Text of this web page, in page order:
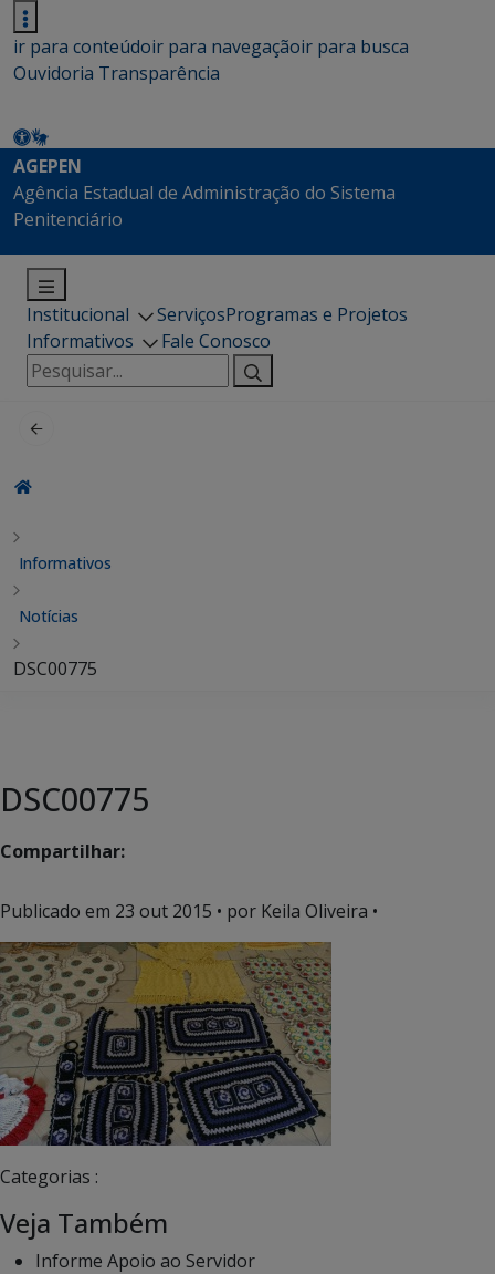
ir para conteúdoir para navegaçãoir para busca
Ouvidoria Transparência
AGEPEN
Agência Estadual de Administração do Sistema
Penitenciário
Institucional ServiçosProgramas e Projetos
Informativos
Fale Conosco
Pesquisar
por:
Informativos
Notícias
DSC00775
DSC00775
Compartilhar:
Publicado em 23 out 2015 • por Keila Oliveira •
Categorias :
Veja Também
Informe Apoio ao Servidor